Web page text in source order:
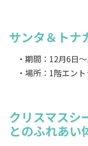
サンタ＆トナ
・期間：12月6日
・場所：1階エン
クリスマスシ
とのふれあい